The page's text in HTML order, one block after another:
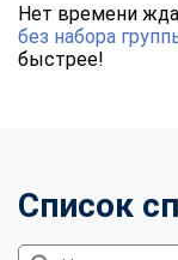
Нет времени
без набора
быстрее!
Список